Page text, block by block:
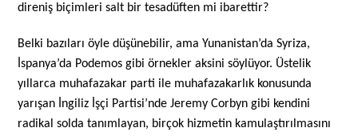
direniş biçimleri salt bir tesadüften mi ibarettir?
Belki bazıları öyle düşünebilir, ama Yunanistan’da Syriza,
İspanya’da Podemos gibi örnekler aksini söylüyor. Üstelik
yıllarca muhafazakar parti ile muhafazakarlık konusunda
yarışan İngiliz İşçi Partisi’nde Jeremy Corbyn gibi kendini
radikal solda tanımlayan, birçok hizmetin kamulaştırılmasını